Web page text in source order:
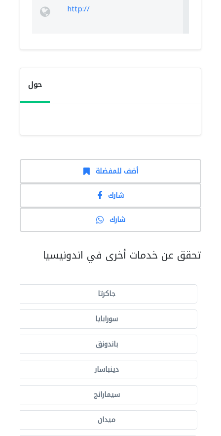
http://
حول
أضف للمفضلة
شارك
شارك
تحقق عن خدمات أخرى في اندونيسيا
جاكرتا
سورابايا
باندونق
دينباسار
سيمارانج
ميدان